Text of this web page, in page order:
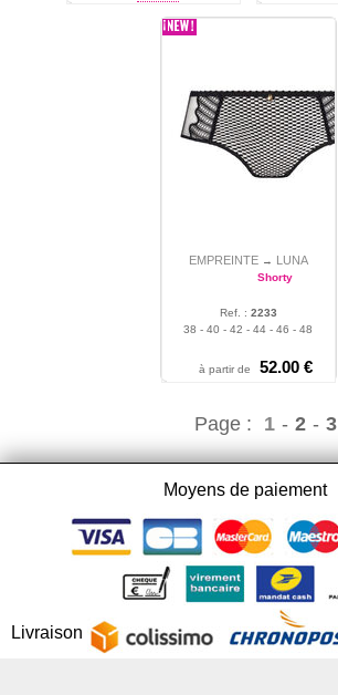
EMPREINTE → LUNA
Shorty
Ref. : 2233
38 - 40 - 42 - 44 - 46 - 48
à partir de 52.00 €
Page : 1 - 2 - 3
Moyens de paiement
Livraison